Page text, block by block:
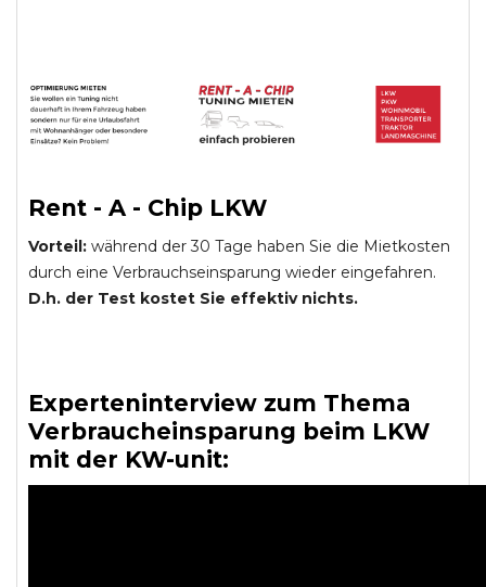
Rent - A - Chip LKW
Vorteil: während der 30 Tage haben Sie die Mietkosten
durch eine Verbrauchseinsparung wieder eingefahren.
D.h. der Test kostet Sie effektiv nichts.
Experteninterview zum Thema
Verbraucheinsparung beim LKW
mit der KW-unit: